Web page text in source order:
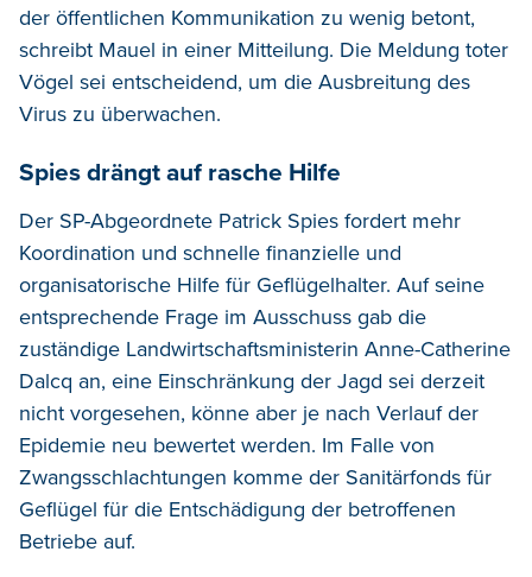
der öffentlichen Kommunikation zu wenig betont,
schreibt Mauel in einer Mitteilung. Die Meldung toter
Vögel sei entscheidend, um die Ausbreitung des
Virus zu überwachen.
Spies drängt auf rasche Hilfe
Der SP-Abgeordnete Patrick Spies fordert mehr
Koordination und schnelle finanzielle und
organisatorische Hilfe für Geflügelhalter. Auf seine
entsprechende Frage im Ausschuss gab die
zuständige Landwirtschaftsministerin Anne-Catherine
Dalcq an, eine Einschränkung der Jagd sei derzeit
nicht vorgesehen, könne aber je nach Verlauf der
Epidemie neu bewertet werden. Im Falle von
Zwangsschlachtungen komme der Sanitärfonds für
Geflügel für die Entschädigung der betroffenen
Betriebe auf.